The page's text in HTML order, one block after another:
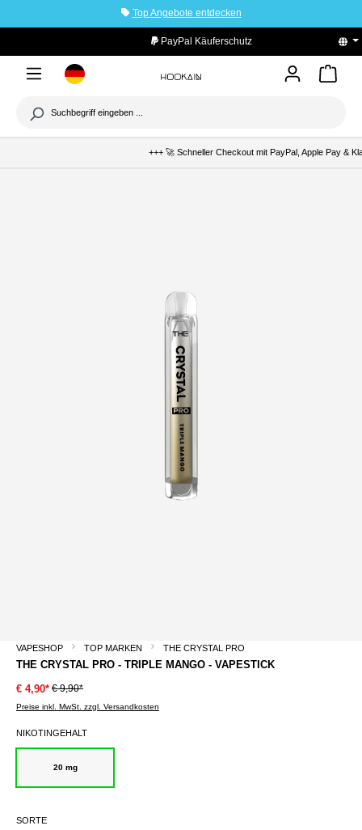
Top Angebote entdecken
PayPal Käuferschutz
+++ 🚀 Schneller Checkout mit PayPal, Apple Pay &
VAPESHOP TOP MARKEN THE CRYSTAL PRO
THE CRYSTAL PRO - TRIPLE MANGO - VAPESTICK
€ 4,90* € 9,90*
Preise inkl. MwSt. zzgl. Versandkosten
NIKOTINGEHALT
20 mg
SORTE